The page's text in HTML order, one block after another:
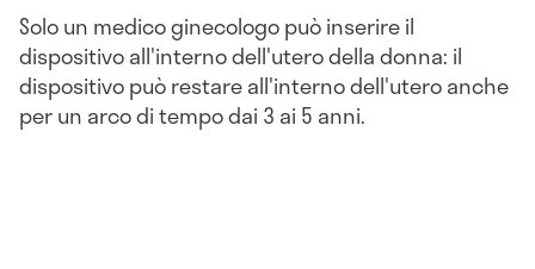
Solo un medico ginecologo può inserire il
dispositivo all'interno dell'utero della donna: il
dispositivo può restare all'interno dell'utero anche
per un arco di tempo dai 3 ai 5 anni.